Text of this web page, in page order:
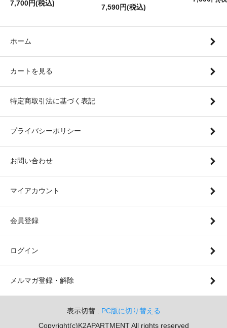
7,700円(税込) 7,590円(税込)
ホーム
カートを見る
特定商取引法に基づく表記
プライバシーポリシー
お問い合わせ
マイアカウント
会員登録
ログイン
メルマガ登録・解除
表示切替 : PC版に切り替える
Copyright(c)K2APARTMENT All rights reserved